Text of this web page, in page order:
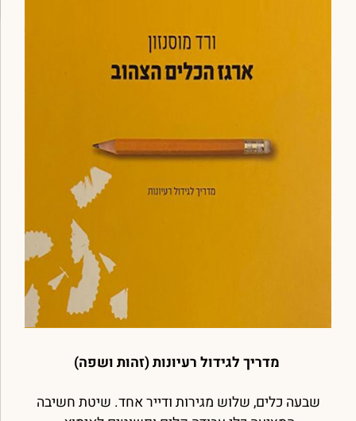
מדריך לגידול רעיונות (זהות ושפה)
שבעה כלים, שלוש מגירות ודייר אחד. שיטת חשיבה